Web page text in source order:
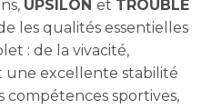
UPSILON et TROUBLE
les qualités essentielles
: de la vivacité,
une excellente stabilité
compétences sportives,